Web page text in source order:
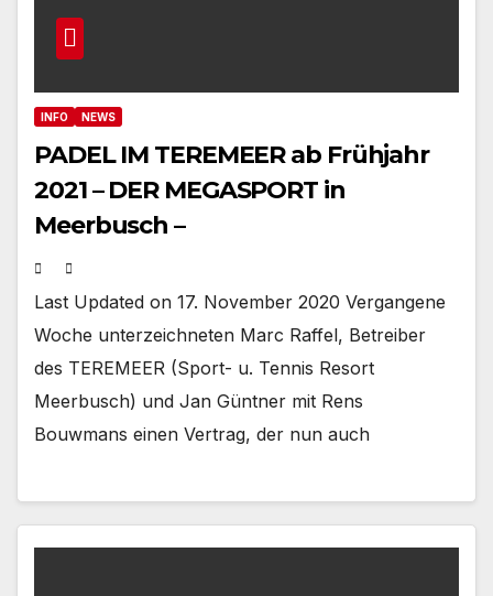
INFO NEWS
PADEL IM TEREMEER ab Frühjahr
2021 – DER MEGASPORT in
Meerbusch –
Last Updated on 17. November 2020 Vergangene
Woche unterzeichneten Marc Raffel, Betreiber
des TEREMEER (Sport- u. Tennis Resort
Meerbusch) und Jan Güntner mit Rens
Bouwmans einen Vertrag, der nun auch